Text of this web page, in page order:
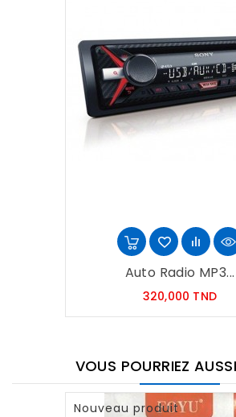
Auto Radio MP3...
320,000 TNDPrix
VOUS POURRIEZ
Nouveau produit